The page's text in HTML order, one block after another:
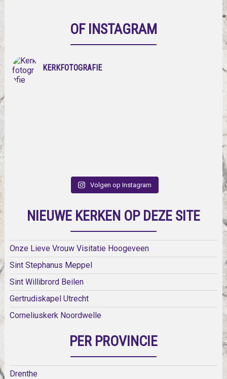
OF INSTAGRAM
KERKFOTOGRAFIE
Volgen op Instagram
NIEUWE KERKEN OP DEZE SITE
Onze Lieve Vrouw Visitatie Hoogeveen
Sint Stephanus Meppel
Sint Willibrord Beilen
Gertrudiskapel Utrecht
Corneliuskerk Noordwelle
PER PROVINCIE
Drenthe